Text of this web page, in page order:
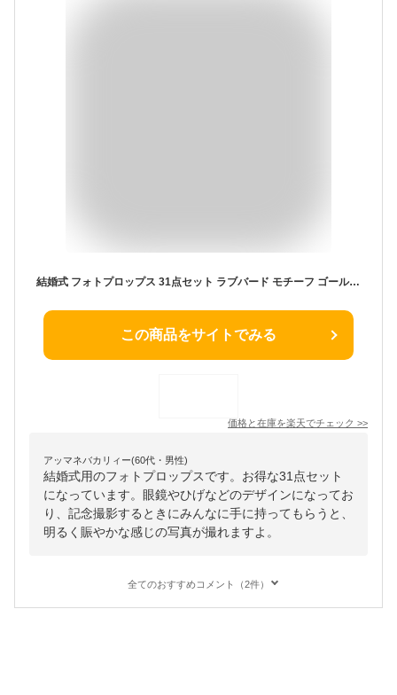
結婚式 フォトプロップス 31点セット ラブバード モチーフ ゴールド シルバー フォトアイテム ウェディング パーティー 撮影グッズ Just Married 結婚記念 フォトアイデア オシャレ 小道具
この商品をサイトでみる
価格と在庫を楽天でチェック >>
アッマネバカリィー(60代・男性)
結婚式用のフォトプロップスです。お得な31点セット
になっています。眼鏡やひげなどのデザインになってお
り、記念撮影するときにみんなに手に持ってもらうと、
明るく賑やかな感じの写真が撮れますよ。
全てのおすすめコメント（2件）